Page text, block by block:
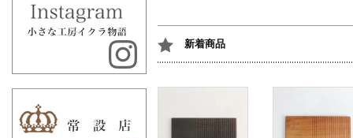
新着商品